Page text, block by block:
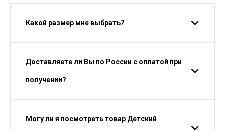
Какой размер мне выбрать?
Доставляете ли Вы по России с оплатой при
получении?
Могу ли я посмотреть товар Детский